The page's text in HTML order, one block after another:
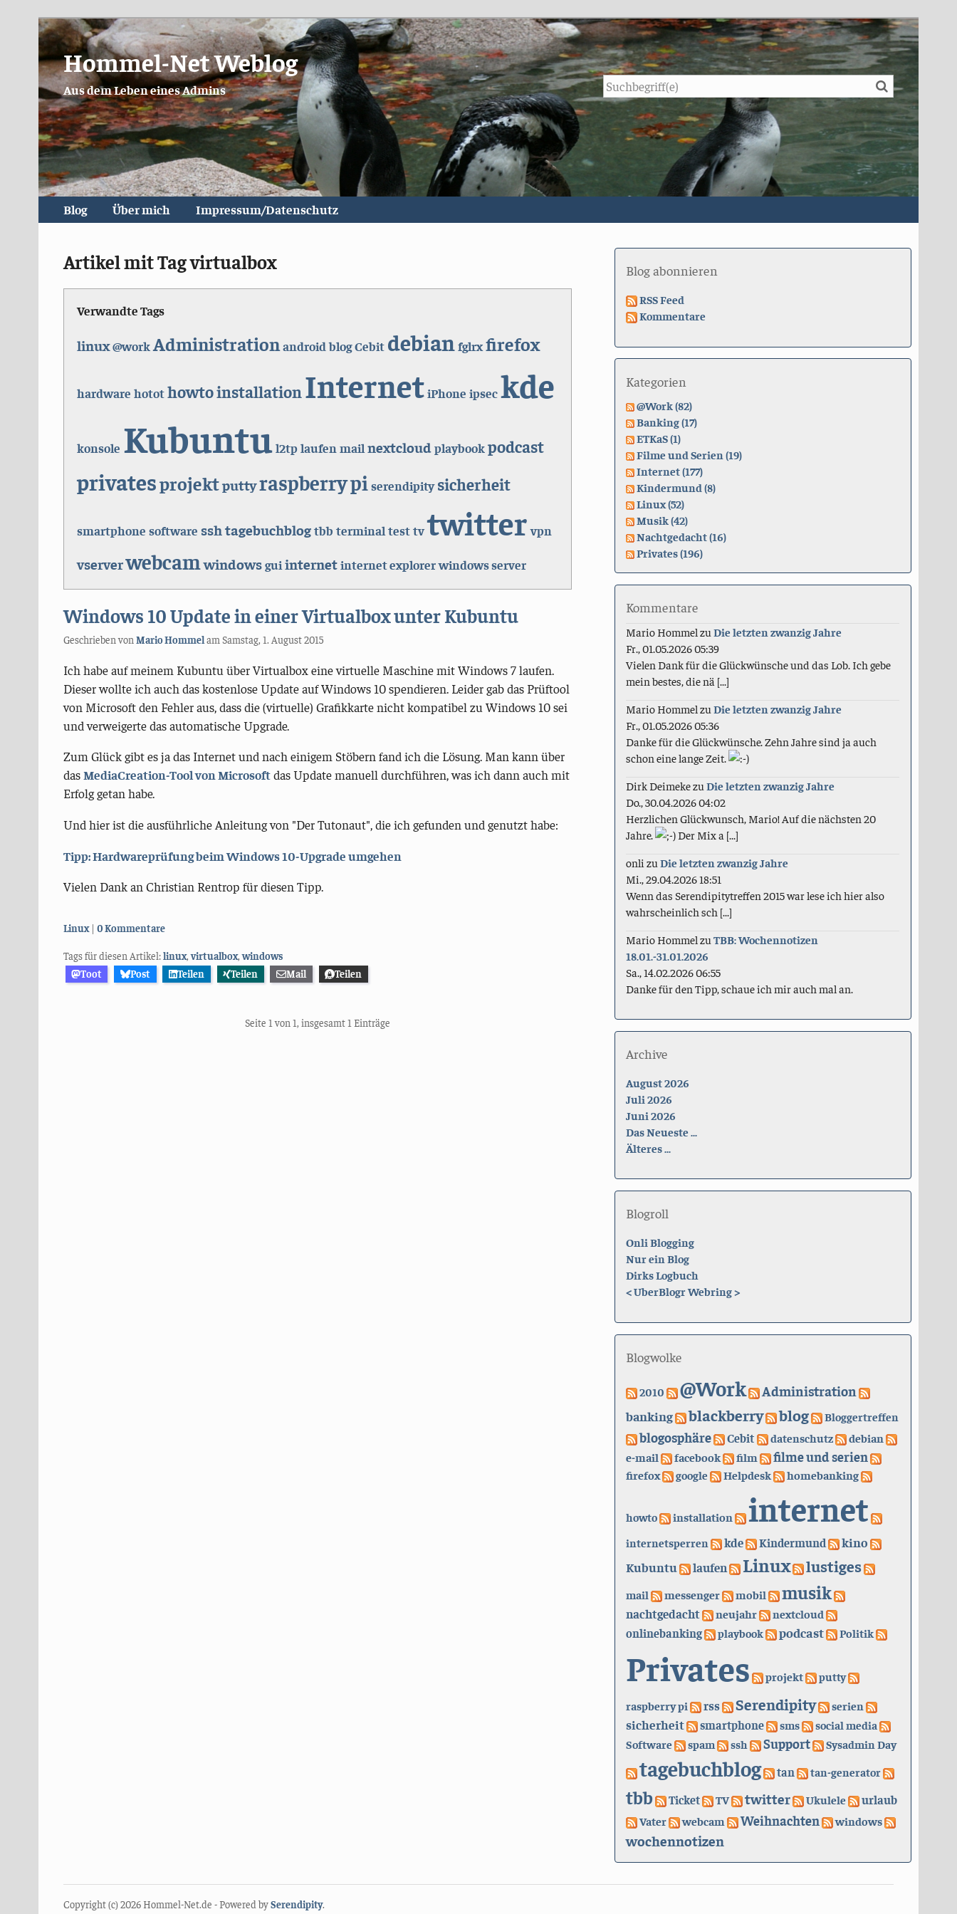
Hommel-Net Weblog
Aus dem Leben eines Admins Suche
Blog Über mich Impressum/Datenschutz
Artikel mit Tag virtualbox
Verwandte Tags
linux @workAdministration android blog Cebit debian fglrx firefox
hardware hotot howtoinstallationInternet iPhone ipsec kde
konsole Kubuntu l2tp laufen mail nextcloud playbook podcast
privatesprojektputtyraspberry pi serendipity sicherheit
smartphone software ssh tagebuchblog tbb terminal test tvtwitter vpn
vserverwebcam windows gui internet internet explorerwindows server
Windows 10 Update in einer Virtualbox unter Kubuntu
Geschrieben von Mario Hommelam Samstag, 1. August 2015
Ich habe auf meinem Kubuntu über Virtualbox eine virtuelle Maschine mit Windows 7 laufen.
Dieser wollte ich auch das kostenlose Update auf Windows 10 spendieren. Leider gab das Prüftool
von Microsoft den Fehler aus, dass die (virtuelle) Grafikkarte nicht kompatibel zu Windows 10 sei
und verweigerte das automatische Upgrade.
Zum Glück gibt es ja das Internet und nach einigem Stöbern fand ich die Lösung. Man kann über
dasMediaCreation-Tool von Microsoftdas Update manuell durchführen, was ich dann auch mit
Erfolg getan habe.
Und hier ist die ausführliche Anleitung von "Der Tutonaut", die ich gefunden und genutzt habe:
Tipp: Hardwareprüfung beim Windows 10-Upgrade umgehen
Vielen Dank an Christian Rentrop für diesen Tipp.
Kategorien:
Linux 0 Kommentare
Tags für diesen Artikel:linux,virtualbox,windows
Toot
Post Teilen Teilen Mail Teilen
Seite 1 von 1, insgesamt 1 Einträge
Blog abonnieren
RSS Feed
Kommentare
Kategorien
@Work (82)
Banking (17)
ETKaS (1)
Filme und Serien (19)
Internet (177)
Kindermund (8)
Linux (52)
Musik (42)
Nachtgedacht (16)
Privates (196)
Kommentare
Mario Hommel zuDie letzten zwanzig Jahre
Fr., 01.05.2026 05:39
Vielen Dank für die Glückwünsche und das Lob. Ich gebe
mein bestes, die nä [...]
Mario Hommel zuDie letzten zwanzig Jahre
Fr., 01.05.2026 05:36
Danke für die Glückwünsche. Zehn Jahre sind ja auch
schon eine lange Zeit.
Dirk DeimekezuDie letzten zwanzig Jahre
Do., 30.04.2026 04:02
Herzlichen Glückwunsch, Mario! Auf die nächsten 20
Jahre.
Der Mix a [...]
onli zuDie letzten zwanzig Jahre
Mi., 29.04.2026 18:51
Wenn das Serendipitytreffen 2015 war lese ich hier also
wahrscheinlich sch [...]
Mario Hommel zuTBB: Wochennotizen
18.01.-31.01.2026
Sa., 14.02.2026 06:55
Danke für den Tipp, schaue ich mir auch mal an.
Archive
August 2026
Juli 2026
Juni 2026
Das Neueste ...
Älteres ...
Blogroll
Onli Blogging
Nur ein Blog
Dirks Logbuch
<UberBlogr Webring>
Blogwolke
2010 @Work Administration
banking blackberry blog Bloggertreffen
blogosphäre Cebit datenschutz
debian
e-mail
facebook film filme und serien
firefox google Helpdesk homebanking
howto installation internet
internetsperren kde Kindermund
kino
Kubuntu
laufen Linux lustiges
mail messenger mobil musik
nachtgedacht neujahr nextcloud
onlinebanking playbook podcast Politik
Privates projekt putty
raspberry pi rss Serendipity serien
sicherheit smartphone sms
social media
Software
spam ssh Support Sysadmin Day
tagebuchblog tan tan-generator
tbb Ticket TV twitter Ukulele urlaub
Vater webcam Weihnachten windows
wochennotizen
Copyright (c) 2026 Hommel-Net.de - Powered bySerendipity.